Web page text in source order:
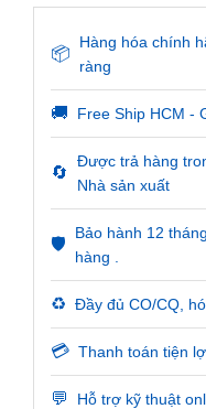
📦
Hàng hóa chính
ràng
🚚 Free Ship HCM -
🔄
Được trả hàng
Nhà sản xuất
🛡️
Bảo hành 12
hàng .
♻️ Đầy đủ CO/CQ,
💳 Thanh toán tiện
💬 Hỗ trợ kỹ thuật